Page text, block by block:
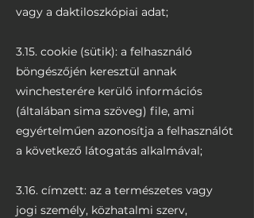
vagy a daktiloszkópiai adat;
3.15. cookie (sütik): a felhasználó
böngészőjén keresztül annak
winchesterére kerülő információs
(általában sima szöveg) file, ami
egyértelműen azonosítja a felhasználót
a következő látogatás alkalmával;
3.16. címzett: az a természetes vagy
jogi személy, közhatalmi szerv,